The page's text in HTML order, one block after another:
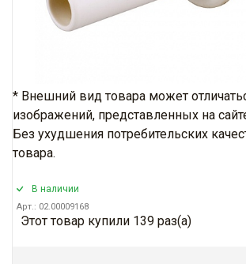
* Внешний вид товара может
изображений, представленных на
Без ухудшения потребительских
товара.
В наличии
Арт.: 02.00009168
Этот товар купили 139 раз(a)